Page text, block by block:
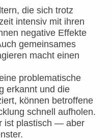
die sich trotz
intensiv mit ihren
negative Effekte
gemeinsames
macht einen
problematische
erkannt und die
können betroffene
schnell aufholen.
ist plastisch — aber